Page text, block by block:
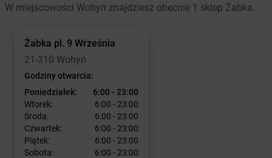
W miejscowości Wohyń znajdziesz obecnie 1 sklep Żabka.
Żabka pl. 9 Września
21-310 Wohyń
Godziny otwarcia:
Poniedziałek:
6:00 - 23:00
Wtorek:
6:00 - 23:00
Środa:
6:00 - 23:00
Czwartek:
6:00 - 23:00
Piątek:
6:00 - 23:00
Sobota:
6:00 - 23:00